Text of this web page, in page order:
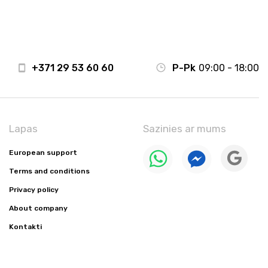
+371 29 53 60 60 P-Pk 09:00 - 18:00
Lapas
European support
Terms and conditions
Privacy policy
About company
Kontakti
Sazinies ar mums